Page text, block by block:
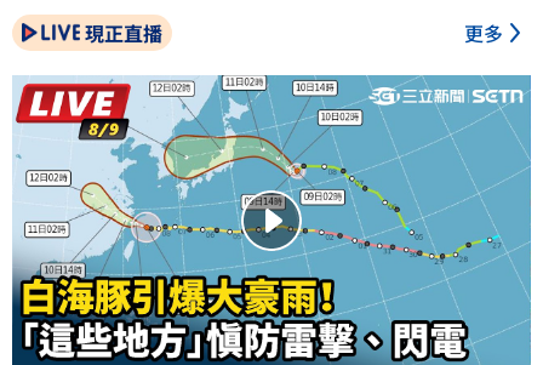
現正直播 更多